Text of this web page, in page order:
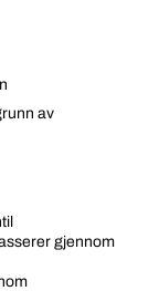
av
gjennom